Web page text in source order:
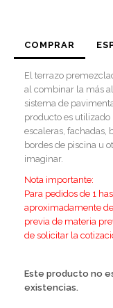
COMPRAR
El terrazo
al combinar la más
sistema de
producto es utilizado
escaleras, fachadas,
bordes de piscina u
imaginar.
Nota importante:
Para pedidos de 1
aproximadamente
previa de materia
de solicitar la
Este producto no
existencias.